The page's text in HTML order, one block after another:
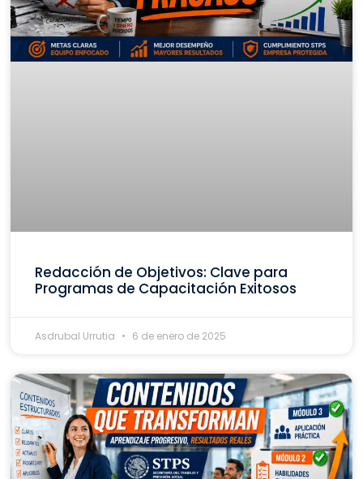
Redacción de Objetivos: Clave para
Programas de Capacitación Exitosos
Asdrubal Urrutia 6 de enero de 2025